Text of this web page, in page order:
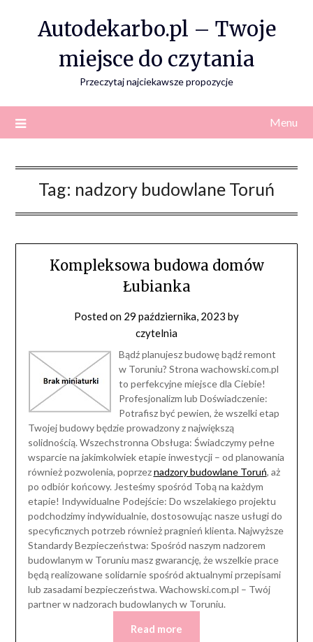
Autodekarbo.pl – Twoje
miejsce do czytania
Przeczytaj najciekawsze propozycje
Menu
Tag: nadzory budowlane Toruń
Kompleksowa budowa domów
Łubianka
Posted on 29 października, 2023 by
czytelnia
Bądź planujesz budowę bądź remont
w Toruniu? Strona wachowski.com.pl
to perfekcyjne miejsce dla Ciebie!
Profesjonalizm lub Doświadczenie:
Potrafisz być pewien, że wszelki etap
Twojej budowy będzie prowadzony z największą
solidnością. Wszechstronna Obsługa: Świadczymy pełne
wsparcie na jakimkolwiek etapie inwestycji – od planowania
również pozwolenia, poprzeznadzory budowlane Toruń, aż
po odbiór końcowy. Jesteśmy spośród Tobą na każdym
etapie! Indywidualne Podejście: Do wszelakiego projektu
podchodzimy indywidualnie, dostosowując nasze usługi do
specyficznych potrzeb również pragnień klienta. Najwyższe
Standardy Bezpieczeństwa: Spośród naszym nadzorem
budowlanym w Toruniu masz gwarancję, że wszelkie prace
będą realizowane solidarnie spośród aktualnymi przepisami
lub zasadami bezpieczeństwa. Wachowski.com.pl – Twój
partner w nadzorach budowlanych w Toruniu.
Read more